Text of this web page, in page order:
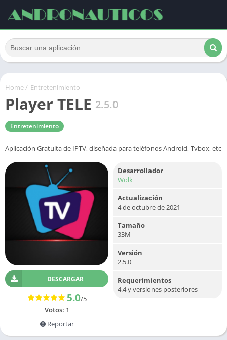
Home/ Entretenimiento
Player TELE 2.5.0
Entretenimiento
Aplicación Gratuita de IPTV, diseñada para teléfonos Android, Tvbox, etc
DESCARGAR
5.0/5
Votos: 1
Reportar
Desarrollador
Wolk
Actualización
4 de octubre de 2021
Tamaño
33M
Versión
2.5.0
Requerimientos
4.4 y versiones posteriores